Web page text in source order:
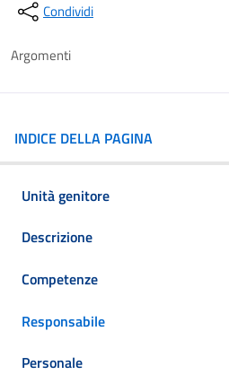
Condividi
Argomenti
INDICE DELLA PAGINA
Unità genitore
Descrizione
Competenze
Responsabile
Personale